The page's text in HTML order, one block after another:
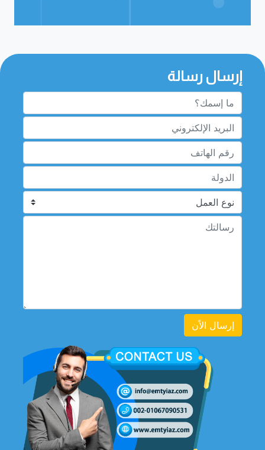
إرسال رسالة
إرسال الاًن